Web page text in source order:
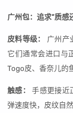
广州包：追求“质感
皮料等级：
广州产
它们通常会进口与
Togo皮、香奈儿的
触感： 手感更接近
弹速度快，皮纹自然